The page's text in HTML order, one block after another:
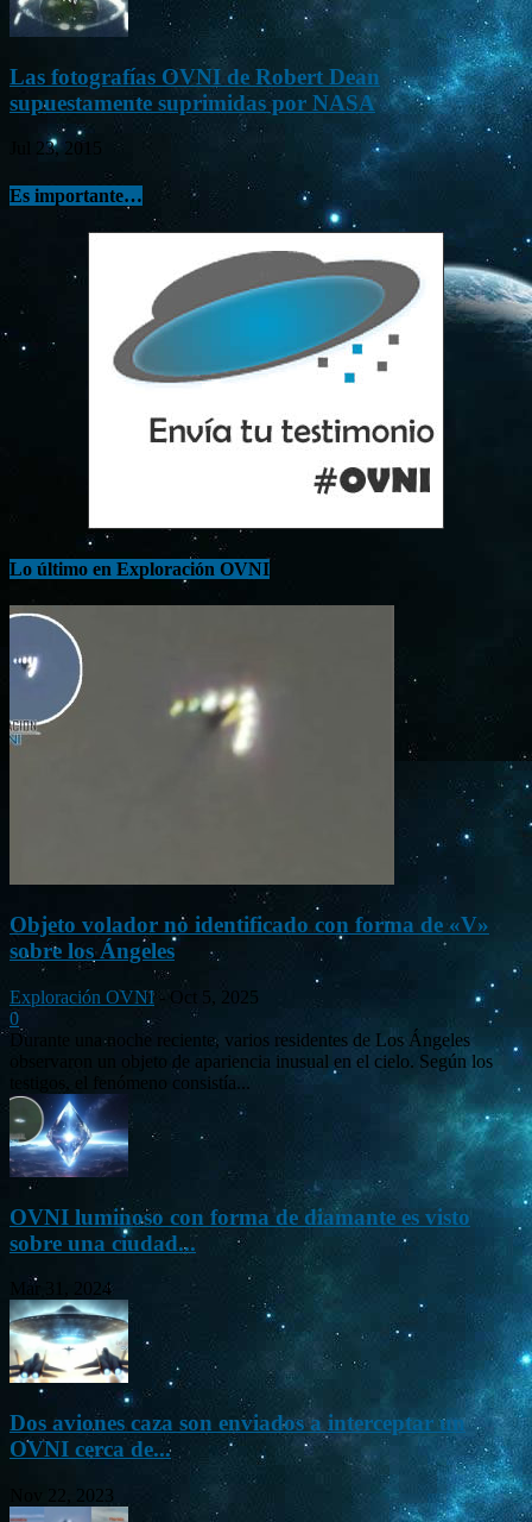
Las fotografías OVNI de Robert Dean
supuestamente suprimidas por NASA
Jul 23, 2015
Es importante…
Lo último en Exploración OVNI
Objeto volador no identificado con forma de «V»
sobre los Ángeles
Exploración OVNI - Oct 5, 2025
0
Durante una noche reciente, varios residentes de Los Ángeles
observaron un objeto de apariencia inusual en el cielo. Según los
testigos, el fenómeno consistía...
OVNI luminoso con forma de diamante es visto
sobre una ciudad...
Mar 31, 2024
Dos aviones caza son enviados a interceptar un
OVNI cerca de...
Nov 22, 2023